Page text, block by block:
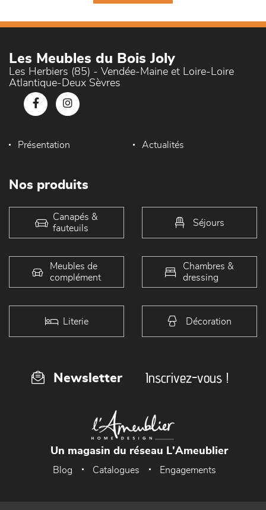
Les Meubles du Bois Joly
Les Herbiers (85) - Vendée-Maine et Loire-Loire
Atlantique-Deux Sèvres
Présentation Actualités
Nos produits
Canapés &
fauteuils
Séjours
Meubles de
complément
Chambres &
dressing
Literie Décoration
Newsletter Inscrivez-vous !
Un magasin du réseau L'Ameublier
Blog Catalogues Engagements